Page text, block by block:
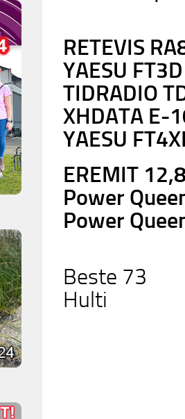
RETEVIS
YAESU FT3D
TIDRADIO
XHDATA E-
YAESU
EREMIT
Power
Power
Beste 73
Hulti